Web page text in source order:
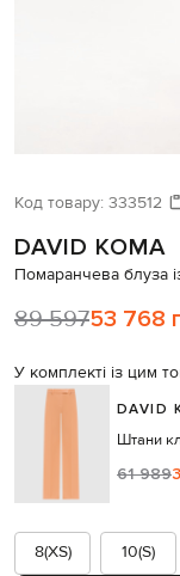
Давайте
Схожі
Код товару: 333512
DAVID KOMA
Помаранчева блуза
89 59753 768
У комплекті із цим
DAVID
Штани
61 989
8(XS)
10(S)